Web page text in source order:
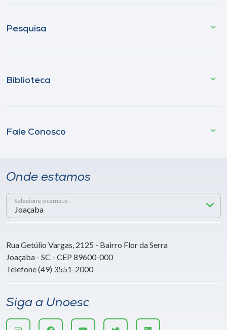
Pesquisa
Biblioteca
Fale Conosco
Onde estamos
Selecione o campus
Rua Getúlio Vargas, 2125 - Bairro Flor da Serra
Joaçaba - SC - CEP 89600-000
Telefone (49) 3551-2000
Siga a Unoesc